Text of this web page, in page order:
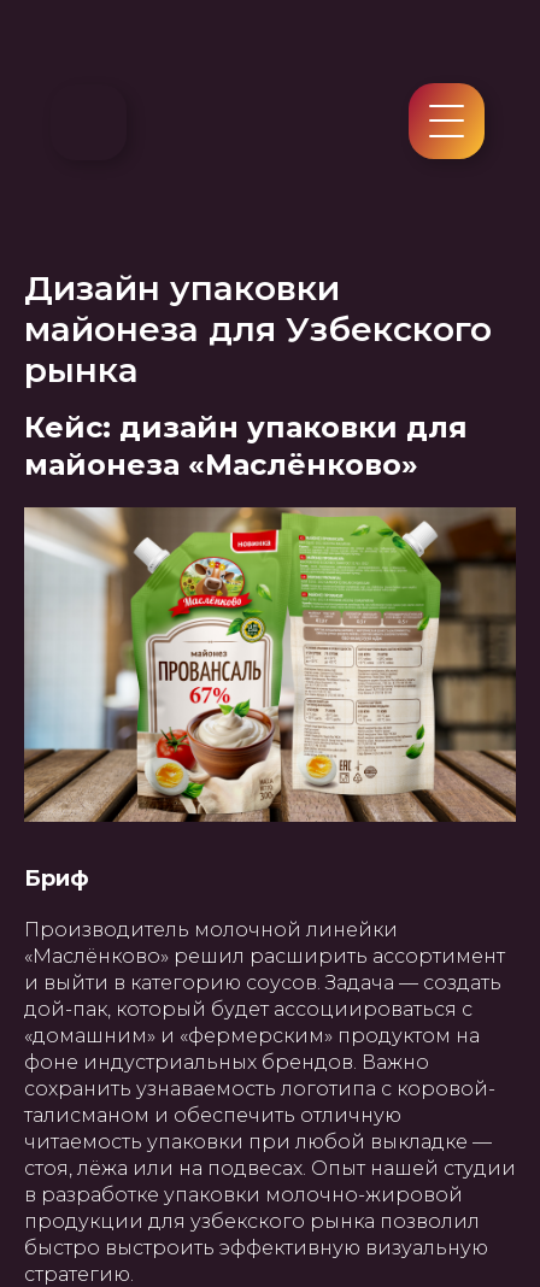
Дизайн упаковки
майонеза для Узбекского
рынка
Кейс: дизайн упаковки для
майонеза «Маслёнково»
Бриф
Производитель молочной линейки
«Маслёнково» решил расширить ассортимент
и выйти в категорию соусов. Задача — создать
дой-пак, который будет ассоциироваться с
«домашним» и «фермерским» продуктом на
фоне индустриальных брендов. Важно
сохранить узнаваемость логотипа с коровой-
талисманом и обеспечить отличную
читаемость упаковки при любой выкладке —
стоя, лёжа или на подвесах. Опыт нашей студии
в разработке упаковки молочно-жировой
продукции для узбекского рынка позволил
быстро выстроить эффективную визуальную
стратегию.